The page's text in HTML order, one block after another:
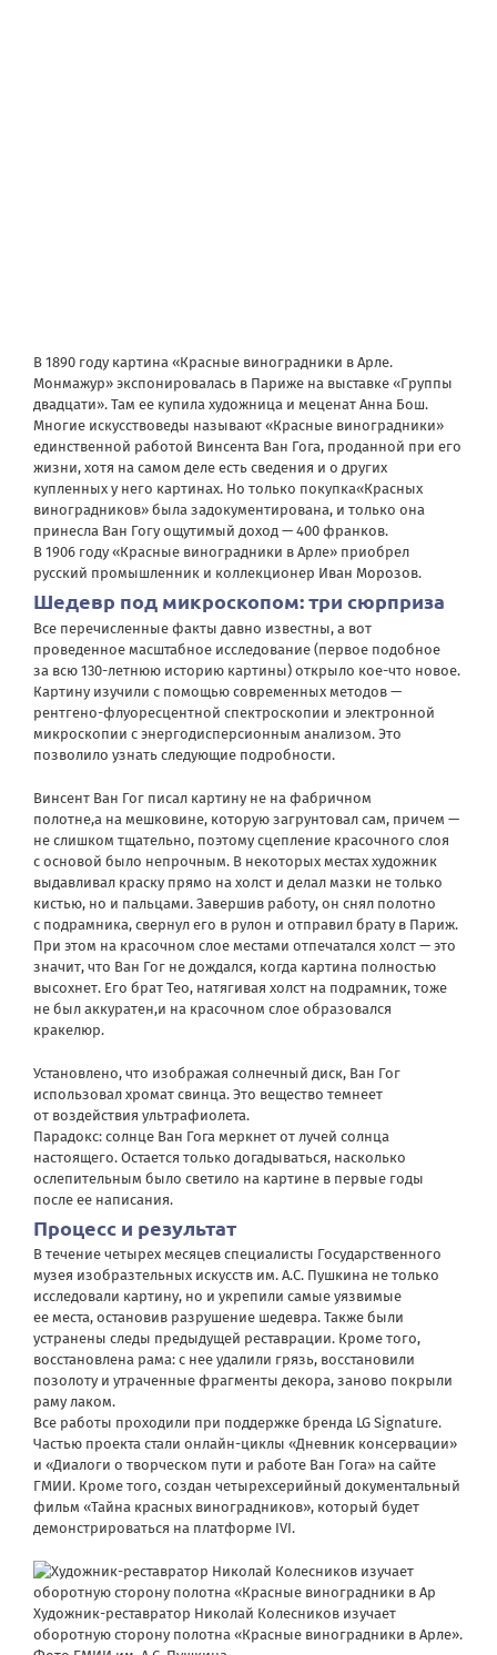
В 1890 году картина «Красные виноградники в Арле.
Монмажур» экспонировалась в Париже на выставке «Группы
двадцати». Там ее купила художница и меценат Анна Бош.
Многие искусствоведы называют «Красные виноградники»
единственной работой Винсента Ван Гога, проданной при его
жизни, хотя на самом деле есть сведения и о других
купленных у него картинах. Но только покупка«Красных
виноградников» была задокументирована, и только она
принесла Ван Гогу ощутимый доход — 400 франков.
В 1906 году «Красные виноградники в Арле» приобрел
русский промышленник и коллекционер Иван Морозов.
Шедевр под микроскопом: три сюрприза
Все перечисленные факты давно известны, а вот
проведенное масштабное исследование (первое подобное
за всю 130-летнюю историю картины) открыло кое-что новое.
Картину изучили с помощью современных методов —
рентгено-флуоресцентной спектроскопии и электронной
микроскопии с энергодисперсионным анализом. Это
позволило узнать следующие подробности.
Винсент Ван Гог писал картину не на фабричном
полотне,а на мешковине, которую загрунтовал сам, причем —
не слишком тщательно, поэтому сцепление красочного слоя
с основой было непрочным. В некоторых местах художник
выдавливал краску прямо на холст и делал мазки не только
кистью, но и пальцами. Завершив работу, он снял полотно
с подрамника, свернул его в рулон и отправил брату в Париж.
При этом на красочном слое местами отпечатался холст — это
значит, что Ван Гог не дождался, когда картина полностью
высохнет. Его брат Тео, натягивая холст на подрамник, тоже
не был аккуратен,и на красочном слое образовался
кракелюр.
Установлено, что изображая солнечный диск, Ван Гог
использовал хромат свинца. Это вещество темнеет
от воздействия ультрафиолета.
Парадокс: солнце Ван Гога меркнет от лучей солнца
настоящего. Остается только догадываться, насколько
ослепительным было светило на картине в первые годы
после ее написания.
Процесс и результат
В течение четырех месяцев специалисты Государственного
музея изобразтельных искусств им. А.С. Пушкина не только
исследовали картину, но и укрепили самые уязвимые
ее места, остановив разрушение шедевра. Также были
устранены следы предыдущей реставрации. Кроме того,
восстановлена рама: с нее удалили грязь, восстановили
позолоту и утраченные фрагменты декора, заново покрыли
раму лаком.
Все работы проходили при поддержке бренда LG Signature.
Частью проекта стали онлайн-циклы «Дневник консервации»
и «Диалоги о творческом пути и работе Ван Гога» на сайте
ГМИИ. Кроме того, создан четырехсерийный документальный
фильм «Тайна красных виноградников», который будет
демонстрироваться на платформе IVI.
Художник-реставратор Николай Колесников изучает
оборотную сторону полотна «Красные виноградники в Арле».